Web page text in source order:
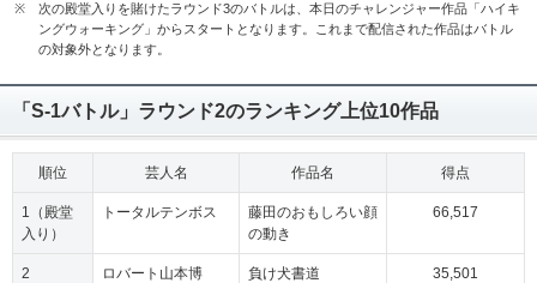
※
次の殿堂入りを賭けたラウンド3のバトルは、本日のチャレンジャー作品「ハイキ
ングウォーキング」からスタートとなります。これまで配信された作品はバトル
の対象外となります。
「S-1バトル」ラウンド2のランキング上位10作品
順位 芸人名 作品名 得点
1（殿堂
入り）
トータルテンボス
藤田のおもしろい顔
の動き
66,517
2 ロバート山本博 負け犬書道 35,501